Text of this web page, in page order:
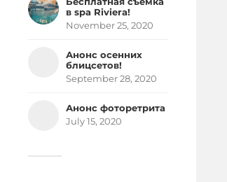
в spa Riviera!
November 25, 2020
Анонс осенних
блицсетов!
September 28, 2020
Анонс фоторетрита
July 15, 2020